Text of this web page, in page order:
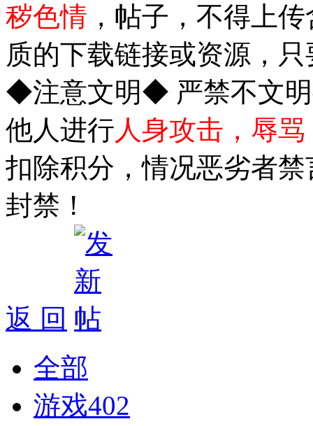
秽色情 ，帖子，不得上
质的下载链接或资源，
◆注意文明◆ 严禁不文明
他人进行人身攻击，辱
扣除积分，情况恶劣者
封禁！
返 回
全部
游戏402